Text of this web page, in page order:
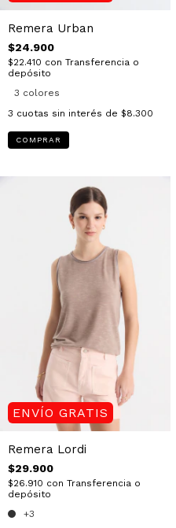
Remera Urban
$24.900
$22.410 con Transferencia o
depósito
3 colores
3 cuotas sin interés de $8.300
COMPRAR
ENVÍO GRATIS
Remera Lordi
$29.900
$26.910 con Transferencia o
depósito
+3